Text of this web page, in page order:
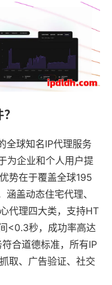
全球知名IP代理服务
为企业和个人用户提
势在于覆盖全球195
盖动态住宅代理、
代理四大类，支持HT
<0.3秒，成功率高达
合道德标准，所有IP
取、广告验证、社交